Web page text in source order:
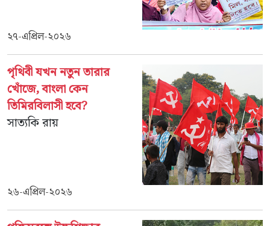
২৭-এপ্রিল-২০২৬
পৃথিবী যখন নতুন তারার
খোঁজে, বাংলা কেন
তিমিরবিলাসী হবে?
সাত্যকি রায়
২৬-এপ্রিল-২০২৬